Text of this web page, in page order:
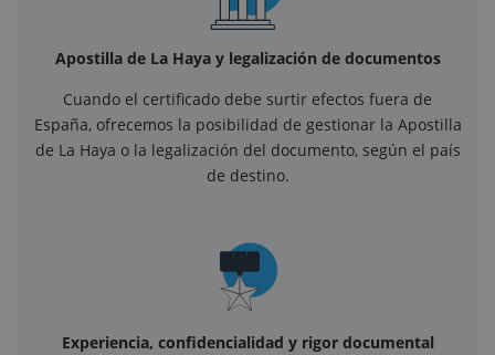
Apostilla de La Haya y legalización de documentos
Cuando el certificado debe surtir efectos fuera de
España, ofrecemos la posibilidad de gestionar la Apostilla
de La Haya o la legalización del documento, según el país
de destino.
Experiencia, confidencialidad y rigor documental